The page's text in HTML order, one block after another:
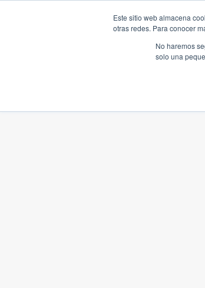
Este sitio web almacena
otras redes. Para conocer
No haremos
solo una